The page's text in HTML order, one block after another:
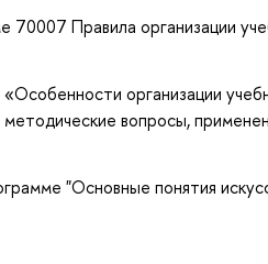
70007 Правила организации
организации
вопросы,
"Основные понятия